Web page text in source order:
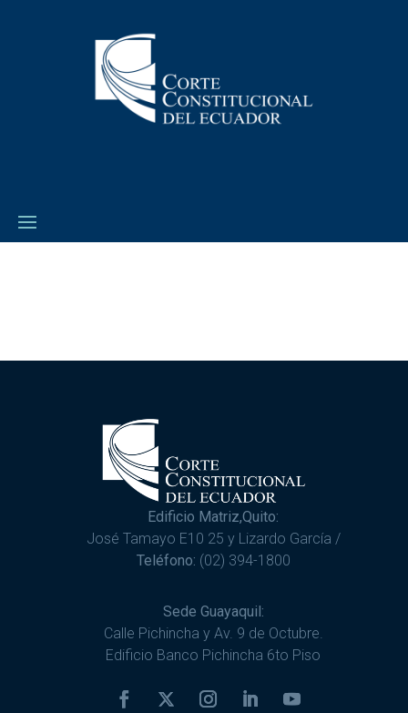
Edificio Matriz,Quito:
José Tamayo E10 25 y Lizardo García /
Teléfono: (02) 394-1800
Sede Guayaquil:
Calle Pichincha y Av. 9 de Octubre.
Edificio Banco Pichincha 6to Piso